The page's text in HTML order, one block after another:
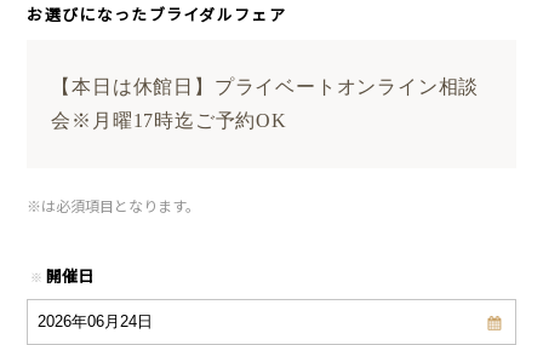
お選びになったブライダルフェア
【本日は休館日】プライベートオンライン相談
会※月曜17時迄ご予約OK
※は必須項目となります。
※ 開催日